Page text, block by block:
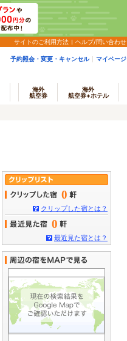
サイトのご利用方法 ヘルプ/問い合わせ
予約照会・変更・キャンセル マイページ
海外
航空券
海外
航空券+ホテル
0
クリップした宿とは？
0
最近見た宿とは？